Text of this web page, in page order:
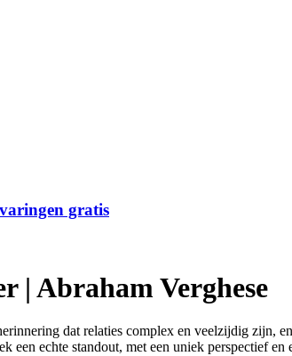
gratis
| Abraham Verghese
dat relaties complex en veelzijdig zijn,
een echte standout, met een uniek perspectief